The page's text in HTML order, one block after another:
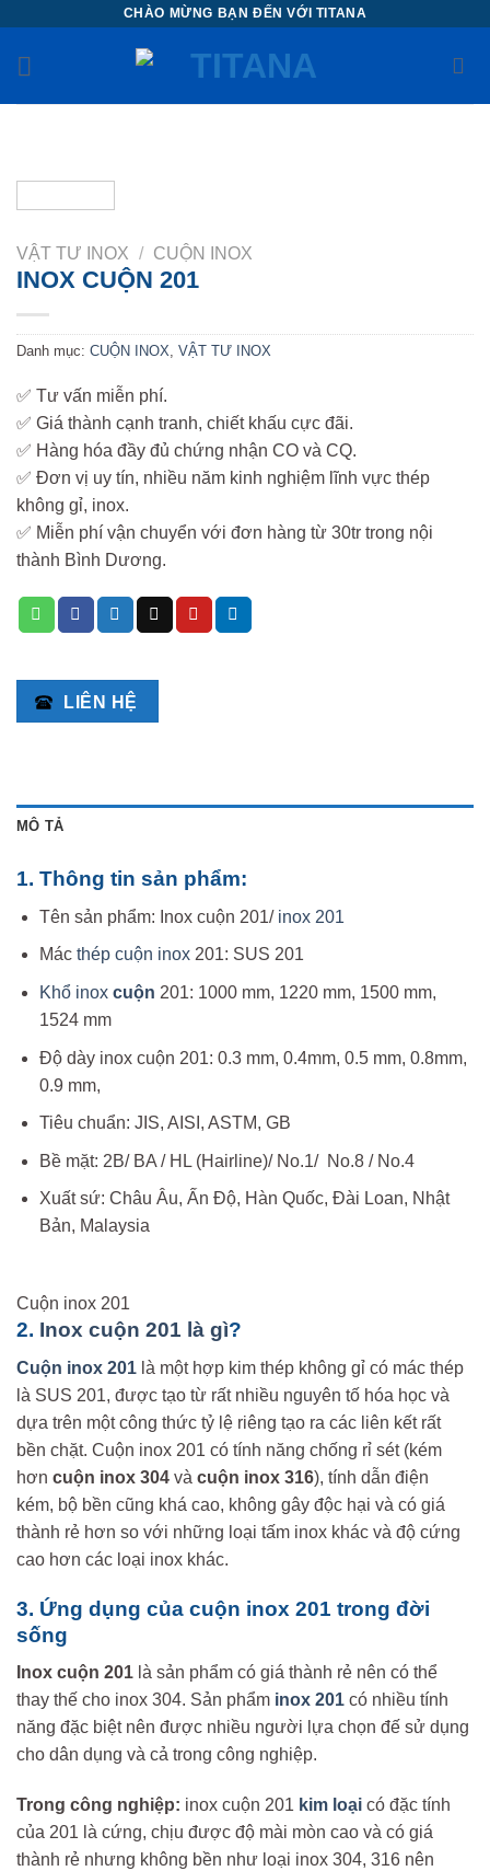
CHÀO MỪNG BẠN ĐẾN VỚI TITANA
VẬT TƯ INOX / CUỘN INOX
INOX CUỘN 201
Danh mục: CUỘN INOX, VẬT TƯ INOX
✅ Tư vấn miễn phí.
✅ Giá thành cạnh tranh, chiết khấu cực đãi.
✅ Hàng hóa đầy đủ chứng nhận CO và CQ.
✅ Đơn vị uy tín, nhiều năm kinh nghiệm lĩnh vực thép
không gỉ, inox.
✅ Miễn phí vận chuyển với đơn hàng từ 30tr trong nội
thành Bình Dương.
LIÊN HỆ
MÔ TẢ
1. Thông tin sản phẩm:
Tên sản phẩm: Inox cuộn 201/ inox 201
Mác thép cuộn inox201: SUS 201
Khổ inox cuộn 201: 1000 mm, 1220 mm, 1500 mm,
1524 mm
Độ dày inox cuộn 201: 0.3 mm, 0.4mm, 0.5 mm, 0.8mm,
0.9 mm,
Tiêu chuẩn: JIS, AISI, ASTM, GB
Bề mặt: 2B/ BA / HL (Hairline)/ No.1/ No.8 / No.4
Xuất sứ: Châu Âu, Ấn Độ, Hàn Quốc, Đài Loan, Nhật
Bản, Malaysia
Cuộn inox 201
2. Inox cuộn 201 là gì?
Cuộn inox 201 là một hợp kim thép không gỉ có mác thép
là SUS 201, được tạo từ rất nhiều nguyên tố hóa học và
dựa trên một công thức tỷ lệ riêng tạo ra các liên kết rất
bền chặt. Cuộn inox 201 có tính năng chống rỉ sét (kém
hơn cuộn inox 304 và cuộn inox 316), tính dẫn điện
kém, bộ bền cũng khá cao, không gây độc hại và có giá
thành rẻ hơn so với những loại tấm inox khác và độ cứng
cao hơn các loại inox khác.
3. Ứng dụng của cuộn inox 201 trong đời
sống
Inox cuộn 201 là sản phẩm có giá thành rẻ nên có thể
thay thế cho inox 304. Sản phẩm inox 201 có nhiều tính
năng đặc biệt nên được nhiều người lựa chọn đế sử dụng
cho dân dụng và cả trong công nghiệp.
Trong công nghiệp: inox cuộn 201 kim loại có đặc tính
của 201 là cứng, chịu được độ mài mòn cao và có giá
thành rẻ nhưng không bền như loại inox 304, 316 nên